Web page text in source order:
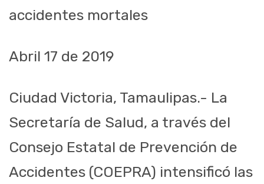
accidentes mortales
Abril 17 de 2019
Ciudad Victoria, Tamaulipas.- La
Secretaría de Salud, a través del
Consejo Estatal de Prevención de
Accidentes (COEPRA) intensificó las